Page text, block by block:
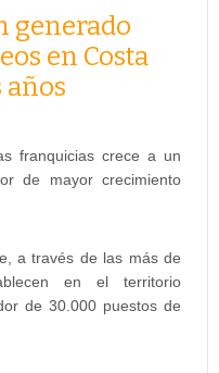
generado
en Costa
años
franquicias crece a un
de mayor crecimiento
a través de las más de
en el territorio
de 30.000 puestos de